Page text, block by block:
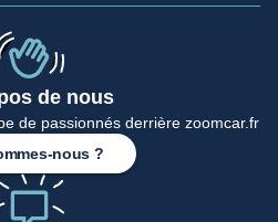
de nous
de passionnés derrière zoomcar.fr
nous ?